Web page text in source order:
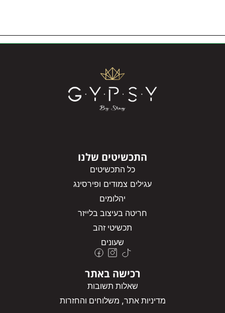
התכשיטים שלנו
כל התכשיטים
עגילים צמודים ופירסינג
יהלומים
חריטה בעיצוב בלייזר
תכשיטי זהב
שעונים
רכישה באתר
שאלות תשובות
מדיניות אתר, משלוחים והחזרות